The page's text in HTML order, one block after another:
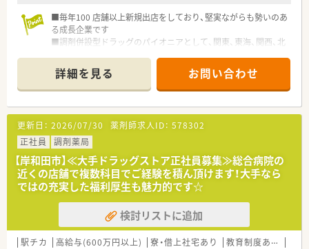
■毎年100 店舗以上新規出店をしており、堅実ながらも勢いのあ
る成長企業です
■調剤併設型ドラッグのパイオニアとして、関東、東海、関西、北
■研修制度は様々なプランがあり、集合研修だけでなく任意で受
講可能な研修も幅広く用意されています
■店舗で活躍する従業員、社外で活躍する従業員、将来経営幹部
となる従業員など、薬剤師として様々な活躍ができるフィールド
を用意されています
■総合薬剤師・調剤薬剤師（土日休み・19時までの勤務）どちらか
の働き方を選択できます
■調剤併設型だけでなく「医療モール・クリニック併設店舗」「敷
地内薬局」「訪問調剤特化型店舗」など様々な店舗を運営してい
ます
■在宅医療にも積極的取り組んでおり「訪問調剤特化型店舗」を
50店舗以上、無菌調剤室は業界最多の51店舗設置しています
■「プラチナくるみん認定企業」「健康経営優良法人2023（大規模
法人部門）認定」等を取得し一人ひとりが働きやすい環境が整備
されています
詳細を見る お問い合わせ
更新日： 2026/07/30 薬剤師求人ID： 578302
正社員
調剤薬局
【岸和田市】≪大手ドラッグストア正社員募集≫総合病院の
近くの店舗で複数科目でご経験を積ん頂けます！大手なら
ではの充実した福利厚生も魅力的です☆
検討リストに追加
駅チカ 高給与(600万円以上) 寮・借上社宅あり 教育制度あり